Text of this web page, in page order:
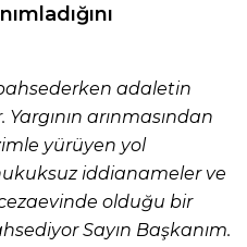
adaletin
arınmasından
yürüyen yol
iddianameler ve
olduğu bir
Sayın Başkanım.